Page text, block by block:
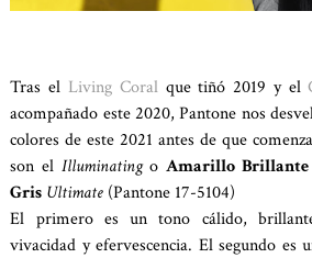
Tras el Living Coralque tiñó 2019 y el
acompañado este 2020, Pantone nos
colores de este 2021 antes de que
son el IlluminatingoAmarillo Brillante
Gris Ultimate (Pantone 17-5104)
El primero es un tono cálido,
vivacidad y efervescencia. El segundo es